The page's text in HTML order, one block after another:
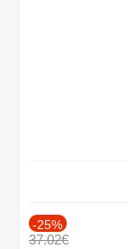
-25%
37.02€